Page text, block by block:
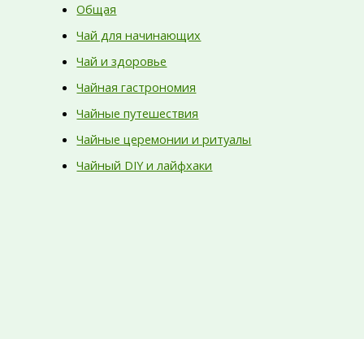
Общая
Чай для начинающих
Чай и здоровье
Чайная гастрономия
Чайные путешествия
Чайные церемонии и ритуалы
Чайный DIY и лайфхаки